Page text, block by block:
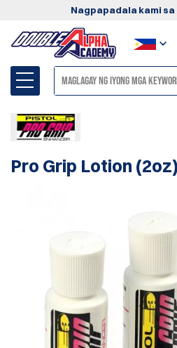
Nagpapadala kami sa
Pro Grip Lotion (2oz)